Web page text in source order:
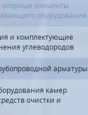
опорные элементы
оборудования
и комплектующие
углеводородов
арматуры
камер
очистки и